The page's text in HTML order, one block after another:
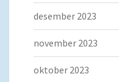
desember 2023
november 2023
oktober 2023